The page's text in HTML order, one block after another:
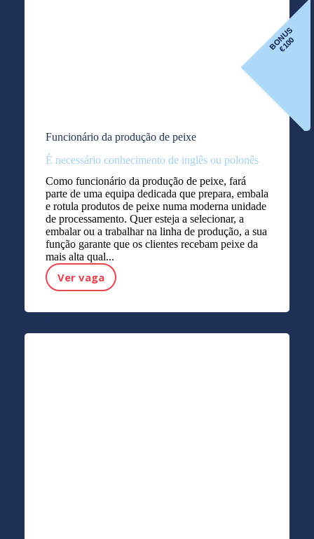
BONUS
€
100
Funcionário da produção de peixe
É necessário conhecimento de inglês ou polonês
Como funcionário da produção de peixe, fará
parte de uma equipa dedicada que prepara, embala
e rotula produtos de peixe numa moderna unidade
de processamento. Quer esteja a selecionar, a
embalar ou a trabalhar na linha de produção, a sua
função garante que os clientes recebam peixe da
mais alta qual...
Ver vaga
Funcionário da produção de peixe